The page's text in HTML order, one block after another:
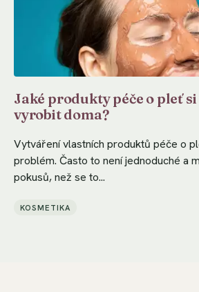
Jaké produkty péče o pleť
vyrobit doma?
Vytváření vlastních produktů péče o
problém. Často to není jednoduché a
pokusů, než se to...
KOSMETIKA